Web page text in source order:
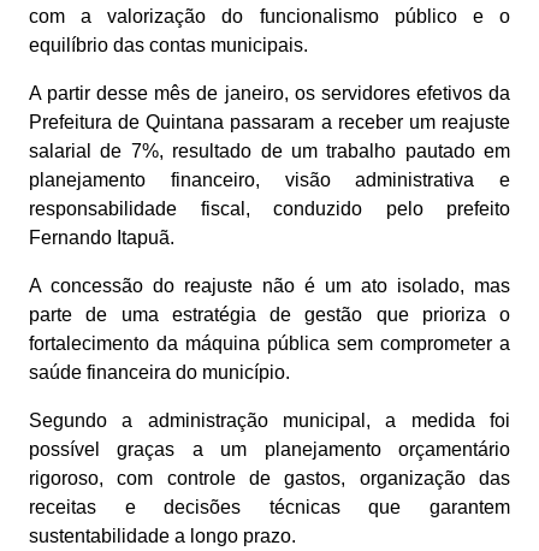
com a valorização do funcionalismo público e o
equilíbrio das contas municipais.
A partir desse mês de janeiro, os servidores efetivos da
Prefeitura de Quintana passaram a receber um reajuste
salarial de 7%, resultado de um trabalho pautado em
planejamento financeiro, visão administrativa e
responsabilidade fiscal, conduzido pelo prefeito
Fernando Itapuã.
A concessão do reajuste não é um ato isolado, mas
parte de uma estratégia de gestão que prioriza o
fortalecimento da máquina pública sem comprometer a
saúde financeira do município.
Segundo a administração municipal, a medida foi
possível graças a um planejamento orçamentário
rigoroso, com controle de gastos, organização das
receitas e decisões técnicas que garantem
sustentabilidade a longo prazo.